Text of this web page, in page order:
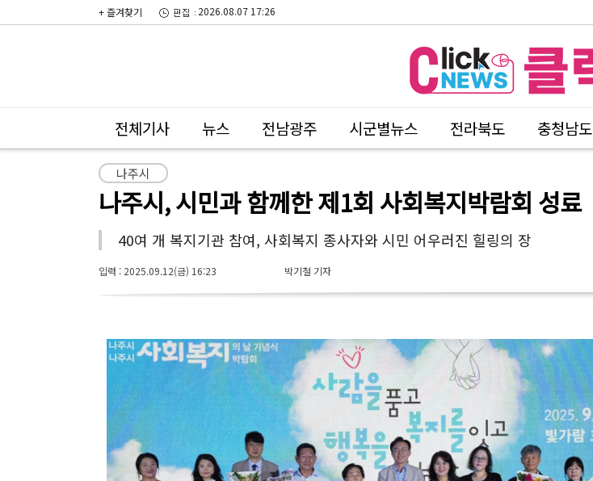
+ 즐겨찾기 2026.08.07 17:26
전체기사 뉴스 전남광주 시군별뉴스 전라북도 충청남도
나주시
나주시, 시민과 함께한 제1회 사회복지박람회 성료
40여 개 복지기관 참여, 사회복지 종사자와 시민 어우러진 힐링의 장
입력 : 2025.09.12(금) 16:23 박기철 기자